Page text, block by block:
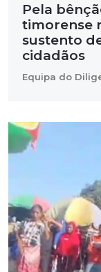
Pela
timorense
sustento
cidadãos
Equipa do